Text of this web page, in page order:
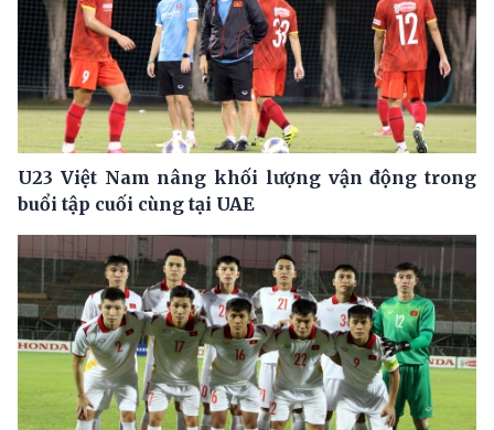
U23 Việt Nam nâng khối lượng vận động trong
buổi tập cuối cùng tại UAE